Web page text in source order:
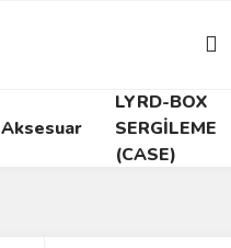
Aksesuar
LYRD-BOX
SERGİLEME
(CASE)